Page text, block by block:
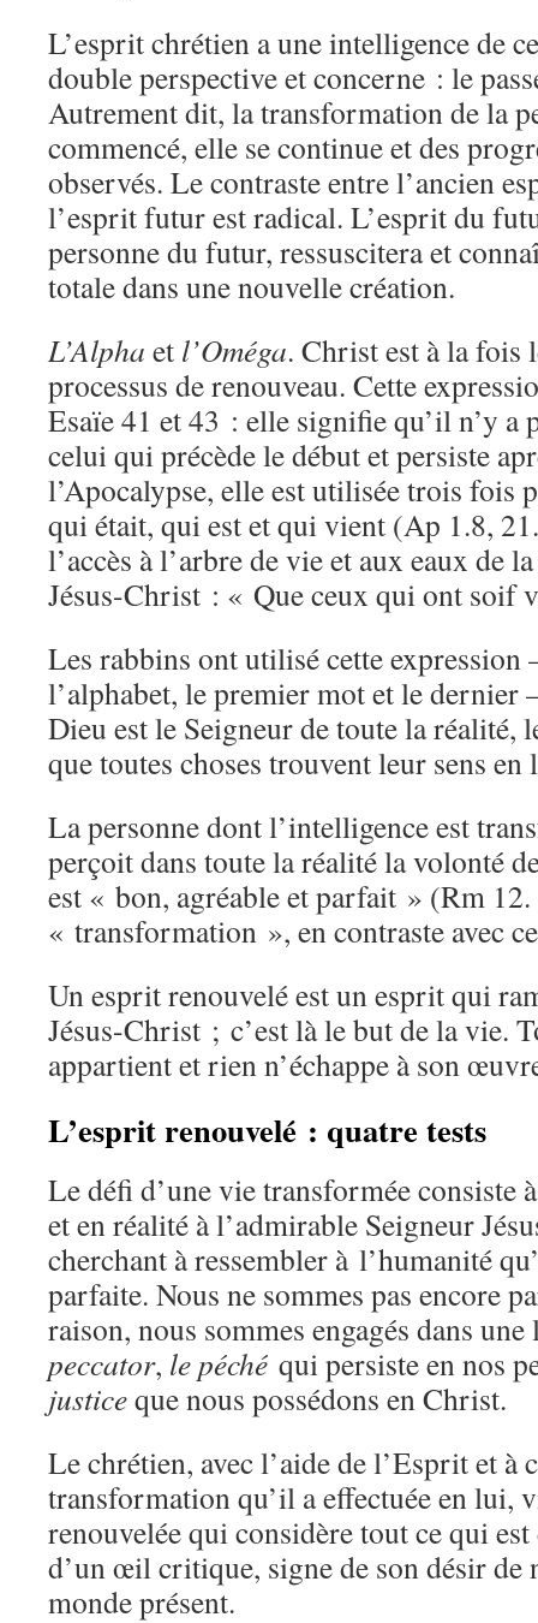
L’esprit chrétien a une intelligence de
double perspective et concerne : le
Autrement dit, la transformation de la
commencé, elle se continue et des
observés. Le contraste entre l’ancien
l’esprit futur est radical. L’esprit du
personne du futur, ressuscitera et
totale dans une nouvelle création.
L’Alpha et l’Oméga. Christ est à la fois
processus de renouveau. Cette
Esaïe 41 et 43 : elle signifie qu’il n’y a
celui qui précède le début et persiste
l’Apocalypse, elle est utilisée trois fois
qui était, qui est et qui vient (Ap 1.8,
l’accès à l’arbre de vie et aux eaux de
Jésus-Christ : « Que ceux qui ont soif
Les rabbins ont utilisé cette expression
l’alphabet, le premier mot et le dernier
Dieu est le Seigneur de toute la réalité,
que toutes choses trouvent leur sens en
La personne dont l’intelligence est
perçoit dans toute la réalité la volonté
est « bon, agréable et parfait » (Rm
« transformation », en contraste avec
Un esprit renouvelé est un esprit qui
Jésus-Christ ; c’est là le but de la vie.
appartient et rien n’échappe à son
L’esprit renouvelé : quatre tests
Le défi d’une vie transformée consiste
et en réalité à l’admirable Seigneur
cherchant à ressembler à l’humanité
parfaite. Nous ne sommes pas encore
raison, nous sommes engagés dans
peccator, le péché qui persiste en nos
justiceque nous possédons en Christ.
Le chrétien, avec l’aide de l’Esprit et à
transformation qu’il a effectuée en lui,
renouvelée qui considère tout ce qui
d’un œil critique, signe de son désir de
monde présent.